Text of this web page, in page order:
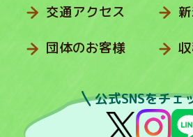
交通アクセス
団体のお客様
公式SNSをチェ